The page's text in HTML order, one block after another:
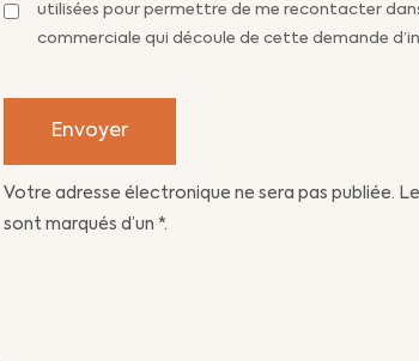
utilisées pour permettre de me recontacter
commerciale qui découle de cette demande
Votre adresse électronique ne sera pas publiée.
sont marqués d’un *.